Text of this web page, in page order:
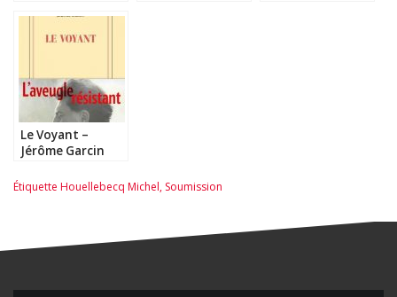
Le Voyant –
Jérôme Garcin
Étiquette Houellebecq Michel, Soumission